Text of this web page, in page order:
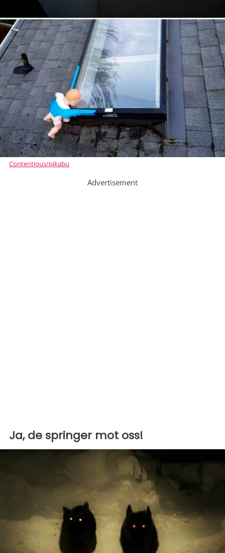
Contentious/pikabu
Advertisement
Ja, de springer mot oss!